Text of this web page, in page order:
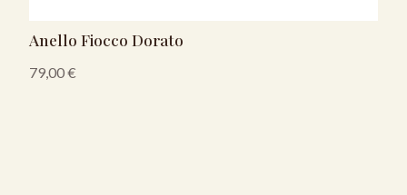
Anello Fiocco Dorato
79,00€